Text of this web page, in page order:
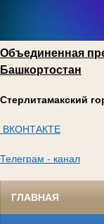
Объединенная
Башкортостан
Стерлитамакский
ВКОНТАКТЕ
Телеграм - канал
ГЛАВНАЯ